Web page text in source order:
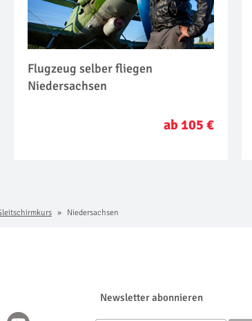
Flugzeug selber fliegen
Niedersachsen
ab 105 €
Niedersachsen
Newsletter abonnieren